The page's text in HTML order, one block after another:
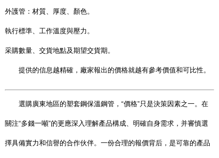
外護管：材質、厚度、顏色。
執行標準、工作溫度與壓力。
采購數量、交貨地點及期望交貨期。
提供的信息越精確，廠家報出的價格就越有參考價值和可比性。
選購廣東地區的塑套鋼保溫鋼管，“價格”只是決策因素之一。在
關注“多錢一噸”的更應深入理解產品構成、明確自身需求，并審慎選
擇具備實力和信譽的合作伙伴。一份合理的報價背后，是可靠的產品